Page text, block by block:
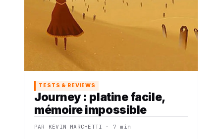
TESTS & REVIEWS
Journey : platine facile,
mémoire impossible
PAR KÉVIN MARCHETTI · 7 min